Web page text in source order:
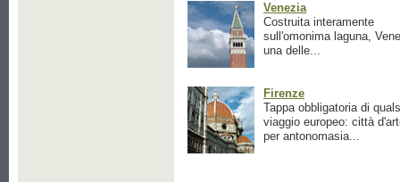
Venezia
Costruita interamente
sull'omonima laguna,
una delle...
Firenze
Tappa obbligatoria di
viaggio europeo: città
per antonomasia...